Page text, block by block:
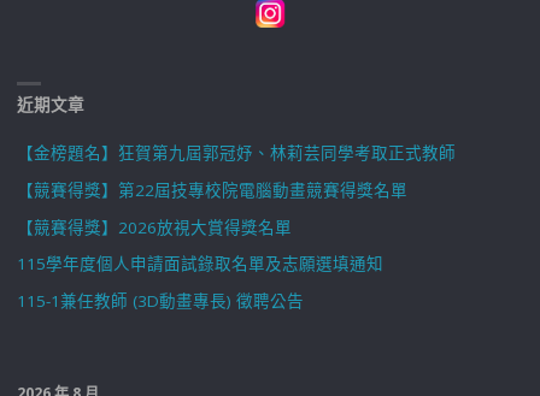
近期文章
【金榜題名】狂賀第九屆郭冠妤、林莉芸同學考取正式教師
【競賽得獎】第22屆技專校院電腦動畫競賽得獎名單
【競賽得獎】2026放視大賞得獎名單
115學年度個人申請面試錄取名單及志願選填通知
115-1兼任教師 (3D動畫專長) 徵聘公告